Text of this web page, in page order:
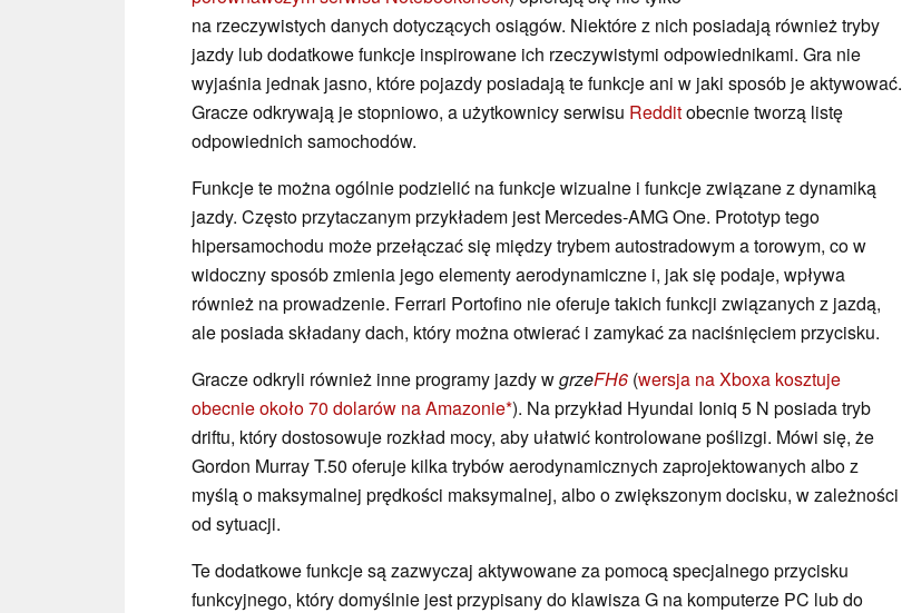
na rzeczywistych danych dotyczących osiągów. Niektóre z nich posiadają również tryby
jazdy lub dodatkowe funkcje inspirowane ich rzeczywistymi odpowiednikami. Gra nie
wyjaśnia jednak jasno, które pojazdy posiadają te funkcje ani w jaki sposób je aktywować.
Gracze odkrywają je stopniowo, a użytkownicy serwisu Redditobecnie tworzą listę
odpowiednich samochodów.
Funkcje te można ogólnie podzielić na funkcje wizualne i funkcje związane z dynamiką
jazdy. Często przytaczanym przykładem jest Mercedes-AMG One. Prototyp tego
hipersamochodu może przełączać się między trybem autostradowym a torowym, co w
widoczny sposób zmienia jego elementy aerodynamiczne i, jak się podaje, wpływa
również na prowadzenie. Ferrari Portofino nie oferuje takich funkcji związanych z jazdą,
ale posiada składany dach, który można otwierać i zamykać za naciśnięciem przycisku.
Gracze odkryli również inne programy jazdy wgrzeFH6 (wersja na Xboxa kosztuje
obecnie około 70 dolarów na Amazonie ). Na przykład Hyundai Ioniq 5 N posiada tryb
driftu, który dostosowuje rozkład mocy, aby ułatwić kontrolowane poślizgi. Mówi się, że
Gordon Murray T.50 oferuje kilka trybów aerodynamicznych zaprojektowanych albo z
myślą o maksymalnej prędkości maksymalnej, albo o zwiększonym docisku, w zależności
od sytuacji.
Te dodatkowe funkcje są zazwyczaj aktywowane za pomocą specjalnego przycisku
funkcyjnego, który domyślnie jest przypisany do klawisza G na komputerze PC lub do